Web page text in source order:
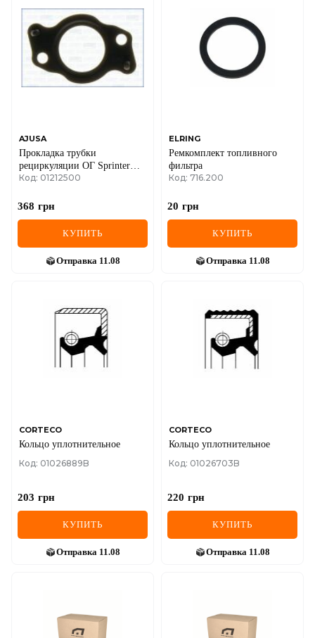
AJUSA
Прокладка трубки
рециркуляции ОГ Sprinter
MB W204/211 OM646
Код: 01212500
368 грн
КУПИТЬ
Отправка 11.08
ELRING
Ремкомплект топливного
фильтра
Код: 716.200
20 грн
КУПИТЬ
Отправка 11.08
CORTECO
Кольцо уплотнительное
Код: 01026889B
203 грн
КУПИТЬ
Отправка 11.08
CORTECO
Кольцо уплотнительное
Код: 01026703B
220 грн
КУПИТЬ
Отправка 11.08